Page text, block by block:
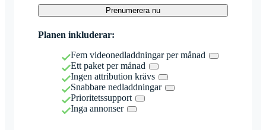
Prenumerera nu
Planen inkluderar:
Fem videonedladdningar per månad
Ett paket per månad
Ingen attribution krävs
Snabbare nedladdningar
Prioritetssupport
Inga annonser